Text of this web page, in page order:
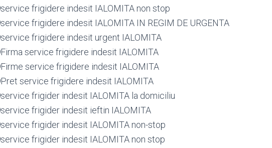
service frigidere indesit IALOMITA non stop
service frigidere indesit IALOMITA IN REGIM DE URGENTA
service frigidere indesit urgent IALOMITA
Firma service frigidere indesit IALOMITA
Firme service frigidere indesit IALOMITA
Pret service frigidere indesit IALOMITA
service frigider indesit IALOMITA la domiciliu
service frigider indesit ieftin IALOMITA
service frigider indesit IALOMITA non-stop
service frigider indesit IALOMITA non stop